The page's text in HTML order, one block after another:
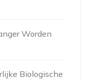
Worden
Biologische